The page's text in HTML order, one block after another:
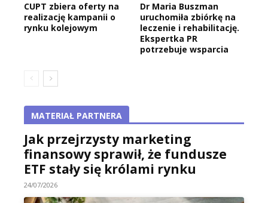
CUPT zbiera oferty na
realizację kampanii o
rynku kolejowym
Dr Maria Buszman
uruchomiła zbiórkę na
leczenie i rehabilitację.
Ekspertka PR
potrzebuje wsparcia
MATERIAŁ PARTNERA
Jak przejrzysty marketing
finansowy sprawił, że fundusze
ETF stały się królami rynku
24/07/2026